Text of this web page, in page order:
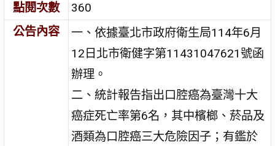
點閱次數
360
公告內容
一、依據臺北市政府衛生局114年6月
12日北市衛健字第11431047621號函
辦理。
二、統計報告指出口腔癌為臺灣十大
癌症死亡率第6名，其中檳榔、菸品及
酒類為口腔癌三大危險因子；有鑑於